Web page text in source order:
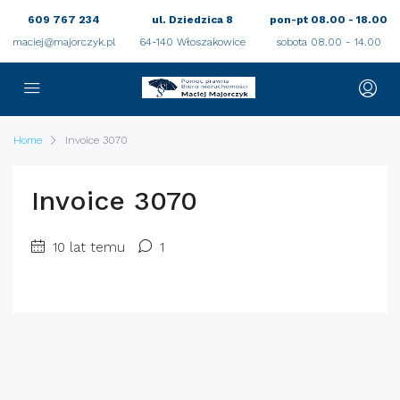
609 767 234
maciej@majorczyk.pl
ul. Dziedzica 8
64-140 Włoszakowice
pon-pt 08.00 - 18.00
sobota 08.00 - 14.00
Home Invoice 3070
Invoice 3070
10 lat temu 1